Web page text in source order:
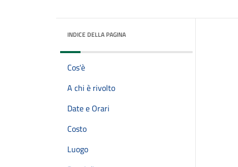
INDICE DELLA PAGINA
Cos'è
A chi è rivolto
Date e Orari
Costo
Luogo